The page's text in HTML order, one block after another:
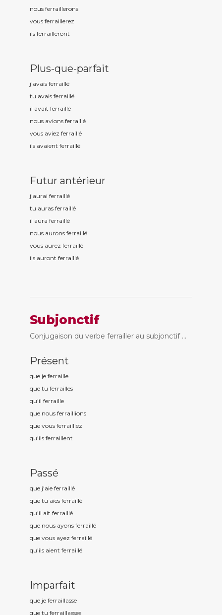
nous ferraillerons
vous ferraillerez
ils ferrailleront
Plus-que-parfait
j'avais ferraillé
tu avais ferraillé
il avait ferraillé
nous avions ferraillé
vous aviez ferraillé
ils avaient ferraillé
Futur antérieur
j'aurai ferraillé
tu auras ferraillé
il aura ferraillé
nous aurons ferraillé
vous aurez ferraillé
ils auront ferraillé
Subjonctif
Conjugaison du verbe ferrailler au subjonctif ...
Présent
que je ferraille
que tu ferrailles
qu'il ferraille
que nous ferraillions
que vous ferrailliez
qu'ils ferraillent
Passé
que j'aie ferraillé
que tu aies ferraillé
qu'il ait ferraillé
que nous ayons ferraillé
que vous ayez ferraillé
qu'ils aient ferraillé
Imparfait
que je ferraillasse
que tu ferraillasses